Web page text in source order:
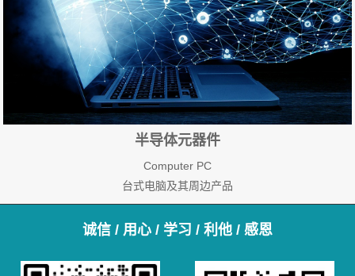
半导体元器件
Computer PC
台式电脑及其周边产品
诚信 / 用心 / 学习 / 利他 / 感恩